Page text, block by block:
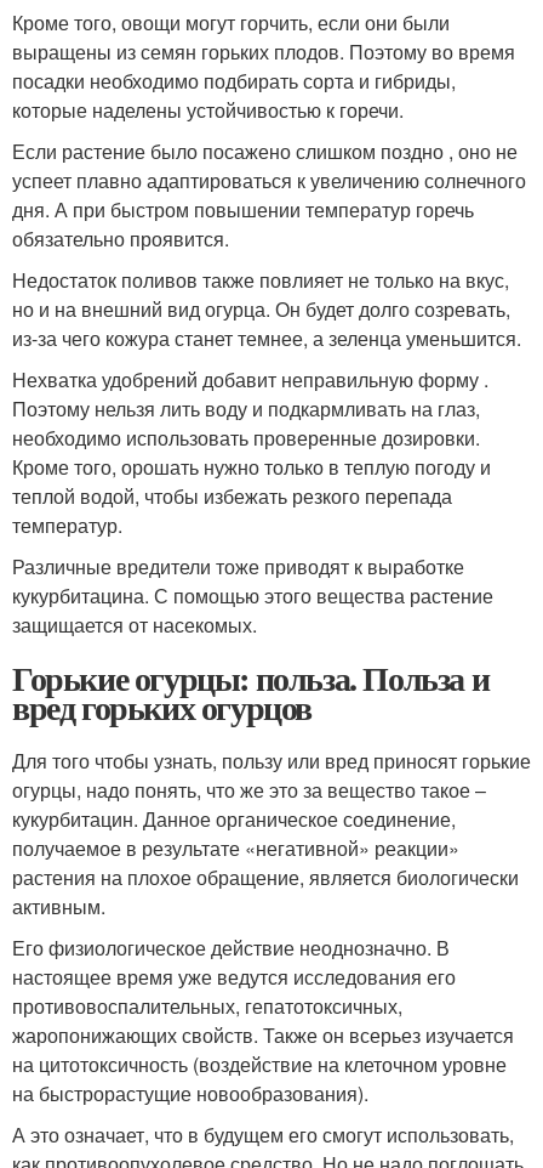
Кроме того, овощи могут горчить, если они были
выращены из семян горьких плодов. Поэтому во время
посадки необходимо подбирать сорта и гибриды,
которые наделены устойчивостью к горечи.
Если растение было посажено слишком поздно , оно не
успеет плавно адаптироваться к увеличению солнечного
дня. А при быстром повышении температур горечь
обязательно проявится.
Недостаток поливов также повлияет не только на вкус,
но и на внешний вид огурца. Он будет долго созревать,
из-за чего кожура станет темнее, а зеленца уменьшится.
Нехватка удобрений добавит неправильную форму .
Поэтому нельзя лить воду и подкармливать на глаз,
необходимо использовать проверенные дозировки.
Кроме того, орошать нужно только в теплую погоду и
теплой водой, чтобы избежать резкого перепада
температур.
Различные вредители тоже приводят к выработке
кукурбитацина. С помощью этого вещества растение
защищается от насекомых.
Горькие огурцы: польза. Польза и
вред горьких огурцов
Для того чтобы узнать, пользу или вред приносят горькие
огурцы, надо понять, что же это за вещество такое –
кукурбитацин. Данное органическое соединение,
получаемое в результате «негативной» реакции»
растения на плохое обращение, является биологически
активным.
Его физиологическое действие неоднозначно. В
настоящее время уже ведутся исследования его
противовоспалительных, гепатотоксичных,
жаропонижающих свойств. Также он всерьез изучается
на цитотоксичность (воздействие на клеточном уровне
на быстрорастущие новообразования).
А это означает, что в будущем его смогут использовать,